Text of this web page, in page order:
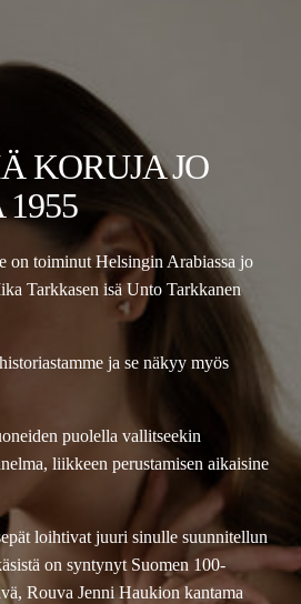
KORUJA JO
on toiminut Helsingin Arabiassa jo
Tarkkasen isä Unto Tarkkanen
ja se näkyy myös
puolella vallitseekin
liikkeen perustamisen aikaisine
loihtivat juuri sinulle suunnitellun
on syntynyt Suomen 100-
Rouva Jenni Haukion kantama